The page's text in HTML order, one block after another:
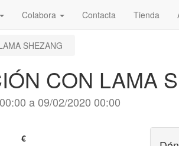
Colabora Contacta Tienda
SHEZANG
CON LAMA
a09/02/2020 00:00
€